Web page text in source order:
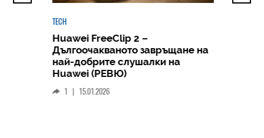
TECH
Huawei FreeClip 2 –
Дългоочакваното завръщане на
най-добрите слушалки на
Huawei (РЕВЮ)
1 | 15.01.2026